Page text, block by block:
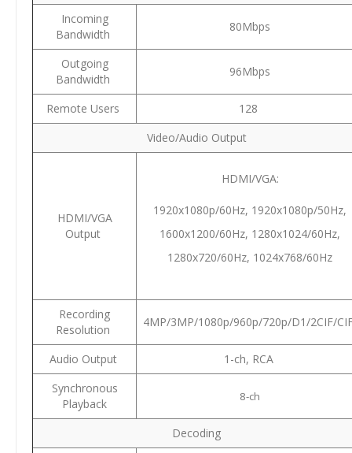
Incoming
Bandwidth
80Mbps
Outgoing
Bandwidth
96Mbps
Remote Users
128
Video/Audio Output
HDMI/VGA
Output
HDMI/VGA:
1920x1080p/60Hz, 1920x1080p/50Hz,
1600x1200/60Hz, 1280x1024/60Hz,
1280x720/60Hz, 1024x768/60Hz
Recording
Resolution
4MP/3MP/1080p/960p/720p/D1/2CIF/
Audio Output
1-ch, RCA
Synchronous
Playback
8-ch
Decoding